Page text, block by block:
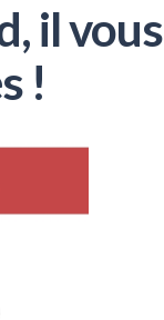
il vous
!